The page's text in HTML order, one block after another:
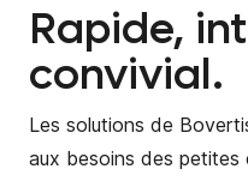
Rapide,
convivial.
Les solutions de
aux besoins des petites